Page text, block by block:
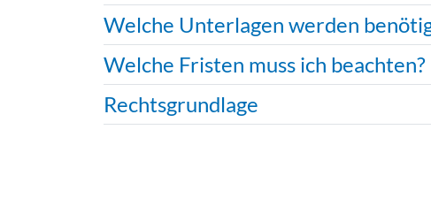
Welche Unterlagen werden
Welche Fristen muss ich beachten?
Rechtsgrundlage